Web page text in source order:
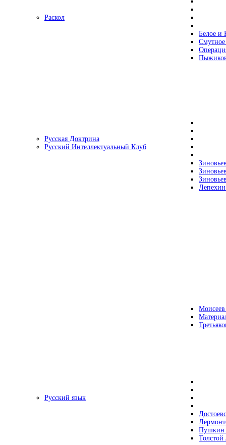
Раскол
Белое и
Русская Доктрина
Русский Интеллектуальный Клуб
Русский язык